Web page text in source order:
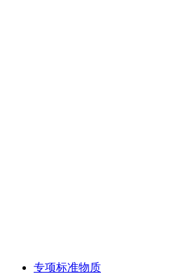
专项标准物质